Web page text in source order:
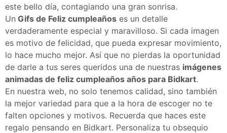
este bello día, contagiando una gran sonrisa.
Un Gifs de Feliz cumpleaños es un detalle
verdaderamente especial y maravilloso. Si cada imagen
es motivo de felicidad, que pueda expresar movimiento,
lo hace mucho mejor. Así que no pierdas la oportunidad
de darle a tus seres queridos una de nuestras imágenes
animadas de feliz cumpleaños años para Bidkart.
En nuestra web, no solo tenemos calidad, sino también
la mejor variedad para que a la hora de escoger no te
falten opciones y motivos. Recuerda que haces este
regalo pensando en Bidkart. Personaliza tu obsequio